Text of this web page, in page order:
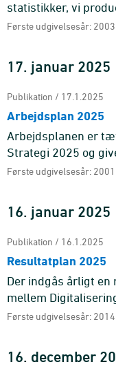
statistikker, vi
statistikkens formål
Første udgivelsesår: 2003
17. januar 2025
Publikation / 17.1.2025
Arbejdsplan 2025
Arbejdsplanen er
Strategi 2025 og
initiativer, vi
Første udgivelsesår: 2001
16. januar 2025
Publikation / 16.1.2025
Resultatplan 2025
Der indgås årligt en
mellem
Statistik med
Første udgivelsesår: 2014
16. december